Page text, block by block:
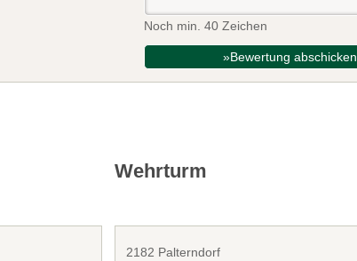
Noch min. 40 Zeichen
»Bewertung abschicken
Wehrturm
2182 Palterndorf